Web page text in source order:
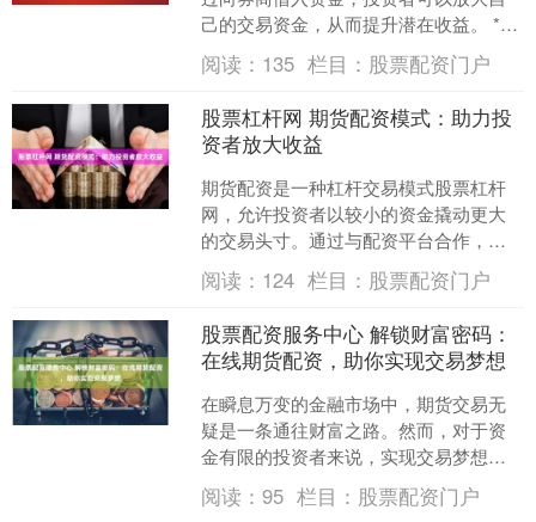
己的交易资金，从而提升潜在收益。 **
优势：** * **放大资金：**配资可以将投
资者的资....
阅读： 135 栏目： 股票配资门户
股票杠杆网 期货配资模式：助力投
资者放大收益
期货配资是一种杠杆交易模式股票杠杆
网，允许投资者以较小的资金撬动更大
的交易头寸。通过与配资平台合作，投
资者可以获得额外的资金，从而放大潜
在收益。 期货配资模式主....
阅读： 124 栏目： 股票配资门户
股票配资服务中心 解锁财富密码：
在线期货配资，助你实现交易梦想
在瞬息万变的金融市场中，期货交易无
疑是一条通往财富之路。然而，对于资
金有限的投资者来说，实现交易梦想似
乎遥不可及。在线期货配资的出现，打
破了这一壁垒，为投资者提....
阅读：95 栏目： 股票配资门户